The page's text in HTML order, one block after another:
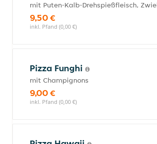
mit Puten-Kalb-Drehspießfleisch,
9,50 €
inkl. Pfand (0,00 €)
Pizza Funghi
mit Champignons
9,00 €
inkl. Pfand (0,00 €)